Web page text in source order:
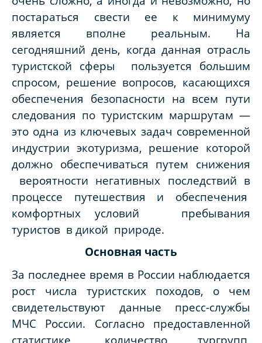
постараться свести ее к минимуму
является вполне реальным. На
сегодняшний день, когда данная отрасль
туристской сферы пользуется большим
спросом, решение вопросов, касающихся
обеспечения безопасности на всем пути
следования по туристским маршрутам —
это одна из ключевых задач современной
индустрии экотуризма, решение которой
должно обеспечиваться путем снижения
вероятности негативных последствий в
процессе путешествия и обеспечения
комфортных условий пребывания
туристов в дикой природе.
Основная часть
За последнее время в России наблюдается
рост числа туристских походов, о чем
свидетельствуют данные пресс-службы
МЧС России. Согласно предоставленной
статистике, количество тургрупп,